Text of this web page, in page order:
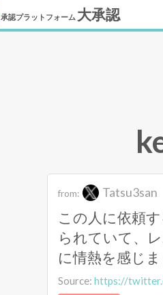
承認プラットフォーム 大承認
from: Tatsu3san
この人に依頼
られていて、
に情熱を感じま
Source: https://